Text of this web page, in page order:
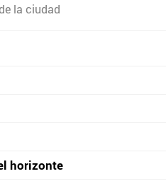
la ciudad
horizonte